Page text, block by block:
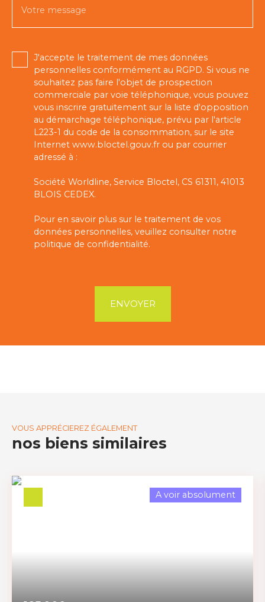
Votre message
J'accepte le traitement de mes données
personnelles conformément au RGPD. Si vous ne
souhaitez pas faire l'objet de prospection
commerciale par voie téléphonique, vous pouvez
vous inscrire gratuitement sur la liste d'opposition
au démarchage téléphonique, prévu par l'article
L223-1 du code de la consommation, sur le site
Internet www.bloctel.gouv.fr ou par courrier
adressé à :
Société Worldline, Service Bloctel, CS 61311, 41013
BLOIS CEDEX.
Pour en savoir plus sur le traitement de vos
données personnelles, veuillez consulter notre
politique de confidentialité.
ENVOYER
VOUS APPRÉCIEREZ ÉGALEMENT
nos biens similaires
A voir absolument